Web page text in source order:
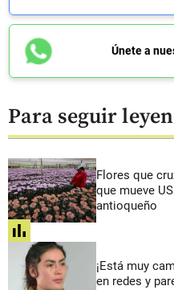
Únete a
Para seguir
Flores que
que mueve
antioqueño
share
¡Está muy
en redes y